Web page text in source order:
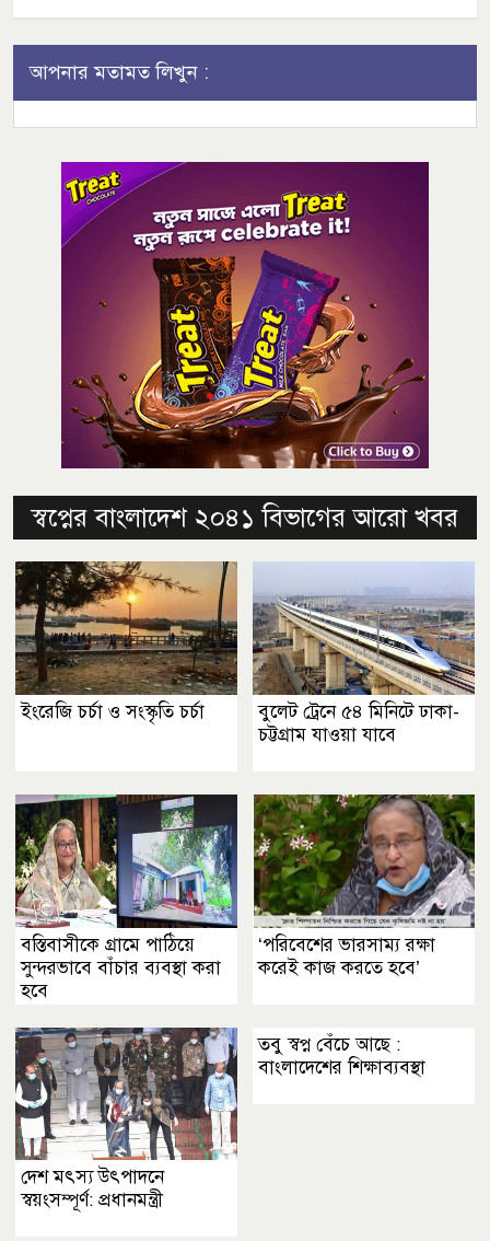
আপনার মতামত লিখুন :
স্বপ্নের বাংলাদেশ ২০৪১ বিভাগের আরো খবর
ইংরেজি চর্চা ও সংস্কৃতি চর্চা
বুলেট ট্রেনে ৫৪ মিনিটে ঢাকা-
চট্টগ্রাম যাওয়া যাবে
বস্তিবাসীকে গ্রামে পাঠিয়ে
সুন্দরভাবে বাঁচার ব্যবস্থা করা
হবে
‘পরিবেশের ভারসাম্য রক্ষা
করেই কাজ করতে হবে’
দেশ মৎস্য উৎপাদনে
স্বয়ংসম্পূর্ণ: প্রধানমন্ত্রী
তবু স্বপ্ন বেঁচে আছে :
বাংলাদেশের শিক্ষাব্যবস্থা